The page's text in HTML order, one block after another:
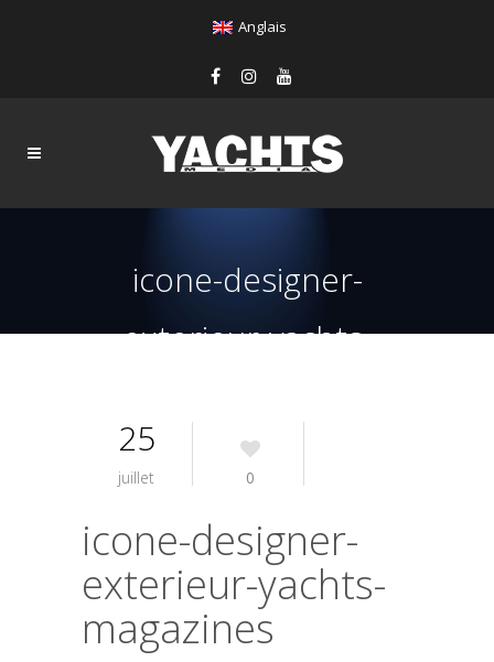
Anglais
icone-designer-
exterieur-yachts-
25
juillet 0
icone-designer-
exterieur-yachts-
magazines